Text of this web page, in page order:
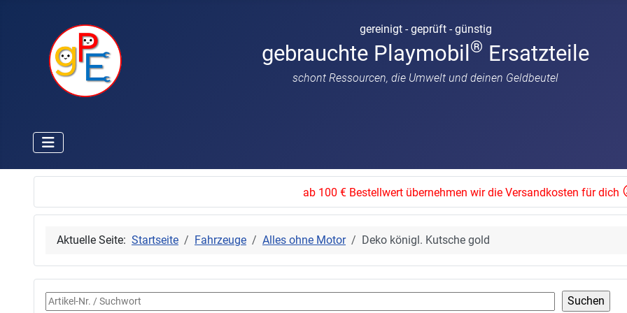
gereinigt - geprüft - günstig
gebrauchte Playmobil ® Ersatzteile
schont Ressourcen, die Umwelt und deinen Geldbeutel
ab 100 € Bestellwert übernehmen wir die Versandkosten für dich
Aktuelle Seite: Startseite Fahrzeuge Alles ohne Motor Deko königl. Kutsche gold